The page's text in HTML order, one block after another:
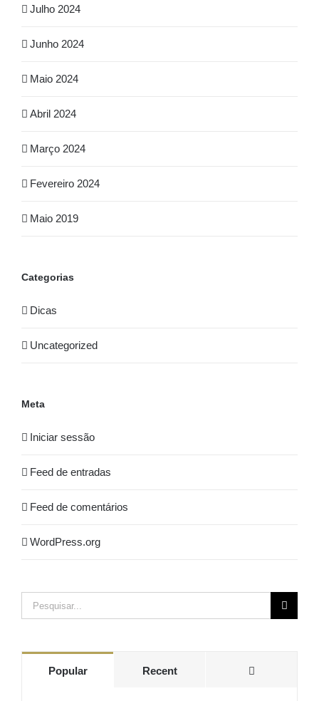
Julho 2024
Junho 2024
Maio 2024
Abril 2024
Março 2024
Fevereiro 2024
Maio 2019
Categorias
Dicas
Uncategorized
Meta
Iniciar sessão
Feed de entradas
Feed de comentários
WordPress.org
Pesquisar
Popular Recent Comments